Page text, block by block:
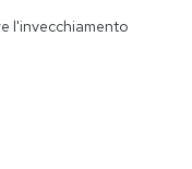
l'invecchiamento